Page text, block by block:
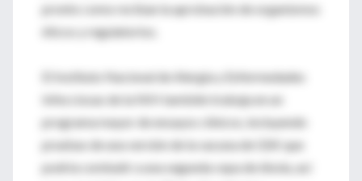
pronto como reciban la aprobación de organismos
éticos y regulatorios.
El Instituto Nacional de Alergia y Enfermedades
Infecciosas de la NIH también trabaja en un
programa mayor de ensayos clínicos, incluyendo
pruebas de una versión de la vacuna de GSK que
podría combatir a una segunda cepa de ébola, así